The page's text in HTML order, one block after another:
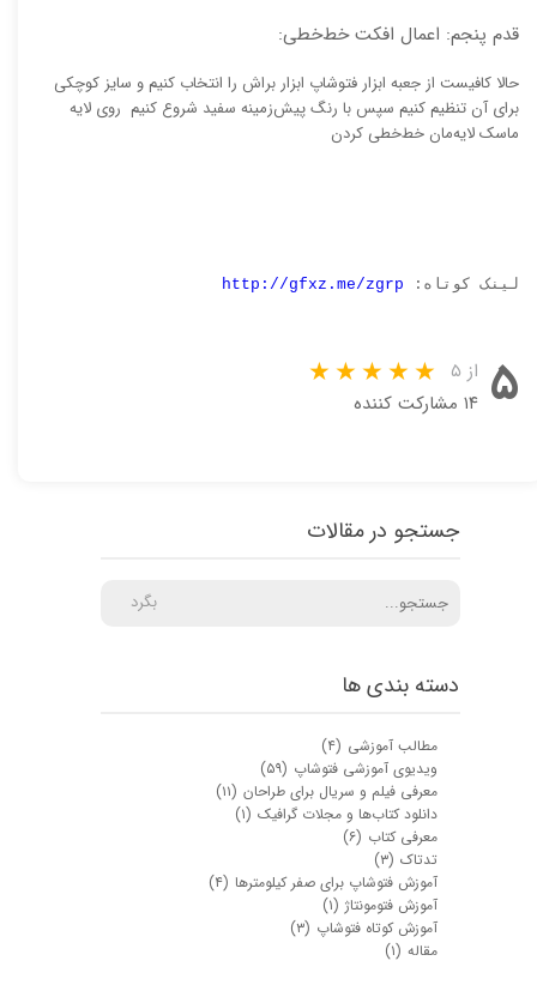
قدم پنجم: اعمال افکت خط‌خطی:
حالا کافیست از جعبه ابزار فتوشاپ ابزار براش را انتخاب کنیم و سایز کوچکی
برای آن تنظیم کنیم سپس با رنگ پیش‌زمینه سفید شروع کنیم روی لایه
ماسک لایه‌مان خط‌خطی کردن
لینک کوتاه:
۵ از ۵
۱۴ مشارکت کننده
دسته بندی ها
مطالب آموزشی (۴)
ویدیوی آموزشی فتوشاپ (۵۹)
معرفی فیلم و سریال برای طراحان (۱۱)
دانلود کتاب‌ها و مجلات گرافیک (۱)
معرفی کتاب (۶)
تدتاک (۳)
آموزش فتوشاپ برای صفر کیلومترها (۴)
آموزش فتومونتاژ (۱)
آموزش کوتاه فتوشاپ (۳)
مقاله (۱)
جستجو در مقالات
بگرد